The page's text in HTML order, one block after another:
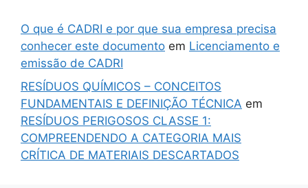
O que é CADRI e por que sua empresa precisa
conhecer este documento em Licenciamento e
emissão de CADRI
RESÍDUOS QUÍMICOS – CONCEITOS
FUNDAMENTAIS E DEFINIÇÃO TÉCNICA em
RESÍDUOS PERIGOSOS CLASSE 1:
COMPREENDENDO A CATEGORIA MAIS
CRÍTICA DE MATERIAIS DESCARTADOS